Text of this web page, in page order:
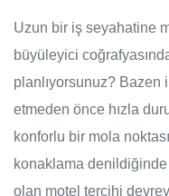
Uzun bir iş seyahatine
büyüleyici
planlıyorsunuz? Bazen
etmeden önce hızla
konforlu bir mola
konaklama
olan motel tercihi